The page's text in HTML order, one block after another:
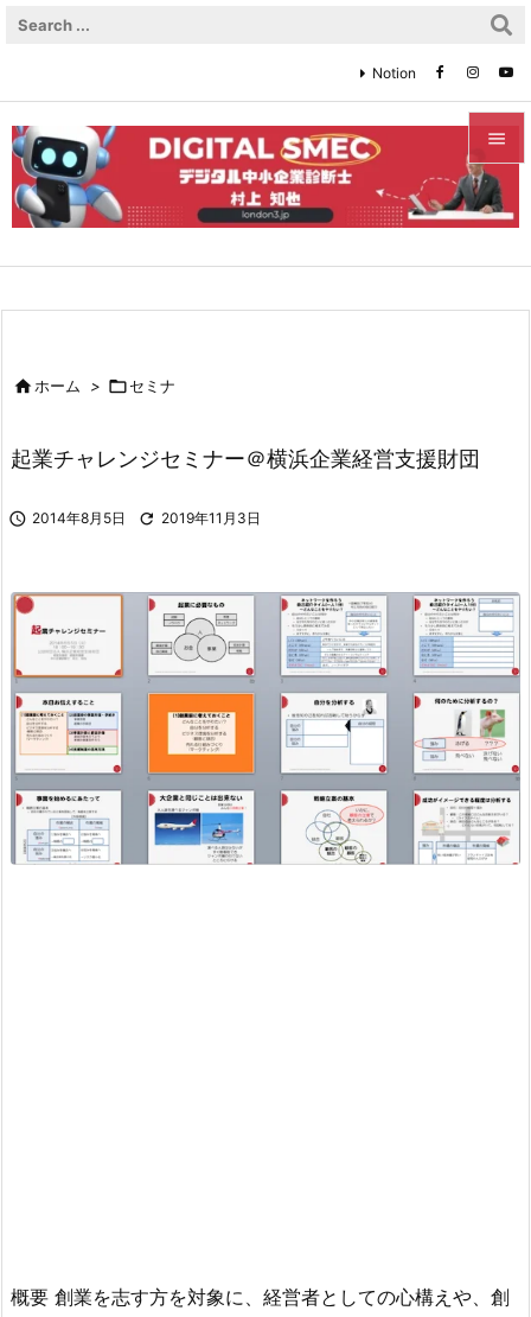


メニュ

Notion
ホーム > セミナ
起業チャレンジセミナー＠横浜企業経営支援財団
 2014年8月5日  2019年11月3日
概要 創業を志す方を対象に、経営者としての心構えや、創